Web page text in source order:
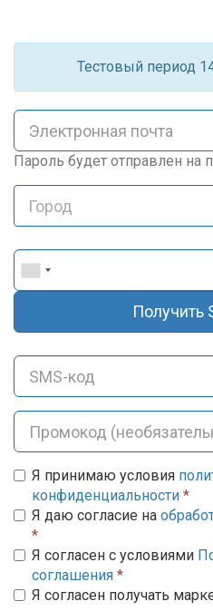
Тестовый период
Пароль будет отправлен на
Город
Я принимаю условия
конфиденциальности *
Я даю согласие на
*
Я согласен с условиями
соглашения *
Я согласен получать